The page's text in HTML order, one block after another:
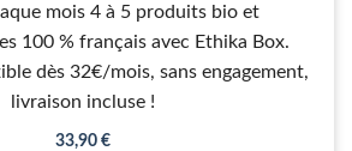
s
u
r
5
mois 4 à 5 produits bio et
100 % français avec Ethika Box.
dès 32€/mois, sans engagement,
livraison incluse !
33,90 €